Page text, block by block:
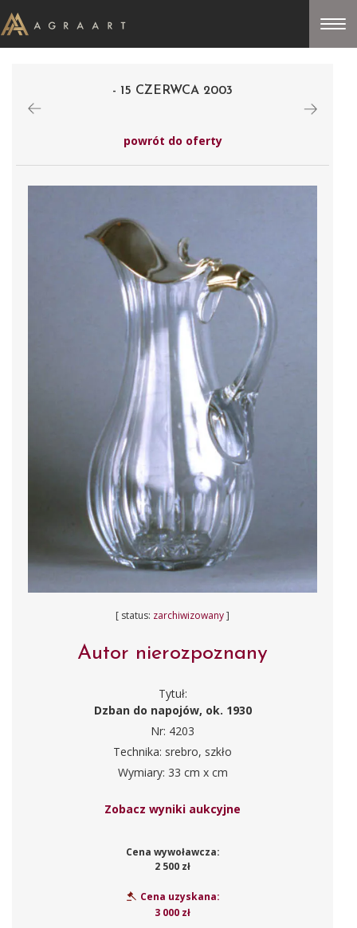
- 15 CZERWCA 2003
powrót do oferty
[ status: zarchiwizowany]
Autor nierozpoznany
Tytuł:
Dzban do napojów, ok. 1930
Nr: 4203
Technika: srebro, szkło
Wymiary: 33 cm x cm
Zobacz wyniki aukcyjne
Cena wywoławcza:
2 500 zł
Cena uzyskana:
3 000 zł